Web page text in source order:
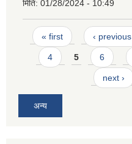
मिति: 01/28/2024 - 10:49
Pages
« first ‹ previous
4 5 6
next ›
अन्य